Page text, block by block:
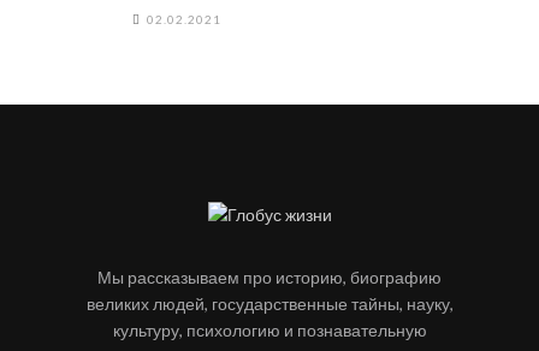
02.02.2021
Мы рассказываем про историю, биографию
великих людей, государственные тайны, науку,
культуру, психологию и познавательную